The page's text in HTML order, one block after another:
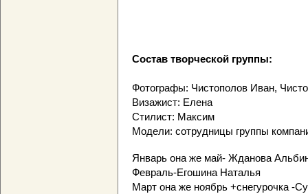
Состав творческой группы:
Фотографы: Чистополов Иван,
Визажист: Елена
Стилист: Максим
Модели: сотрудницы группы
Январь она же май- Жданова
Февраль-Егошина Наталья
Март она же ноябрь +снегурочка -